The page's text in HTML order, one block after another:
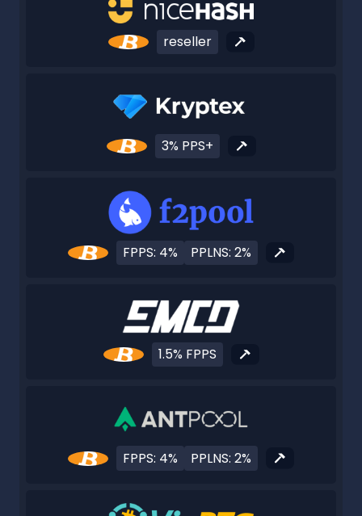
reseller
3% PPS+
FPPS: 4% PPLNS: 2%
1.5% FPPS
FPPS: 4% PPLNS: 2%